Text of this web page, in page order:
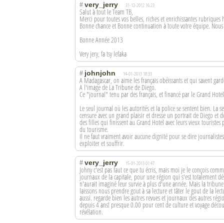
# very_jerry 31-12-2012 16:23
Salut à tout le Team TB,
Merci pour toutes vos belles, riches et enrichissantes rubriques
Bonne chance et Bonne continuation à toute votre équipe.
Bonne Année 2013
Very jery, fa tsy lefaka
# johnjohn 14-01-2013 18:33
A Madagascar, on aime les français obéissants et qui savent
A l'image de La Tribune de Diego.
Ce "journal" tenu par des français, et financé par le Grand
Le seul journal où les autorités et la police se sentent bien.
censure avec un grand plaisir et dresse un portrait de Diego
des filles qui finissent au Grand Hotel avec leurs vieux
du tourisme.
Il ne faut vraiment avoir aucune dignité pour se dire
exploiter et souffrir.
# very_jerry 15-01-2013 01:47
Johny c'est pas faut ce que tu écris, mais moi je le conçois
journaux de la capitale, pour une région qui s'est totalement
n'aurait imaginé leur survie à plus d'une année. Mais la
laissons nous prendre gout à sa lecture et tâter le gout de la
aussi. regarde bien les autres revues et journaux des autres
depuis 4 ans! presque 0.00 pour cent de culture et voyage
révélation.